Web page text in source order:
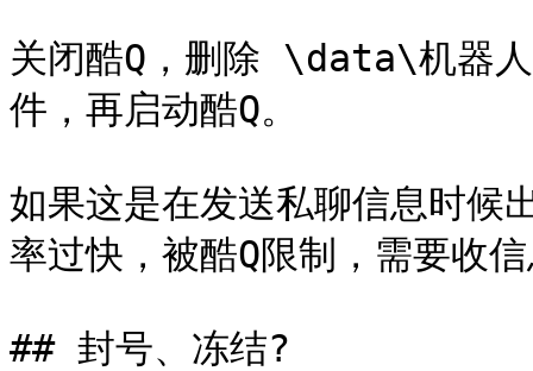
关闭酷Q，删除 \data\机器
件，再启动酷Q。
如果这是在发送私聊信息时候
率过快，被酷Q限制，需要收
## 封号、冻结?